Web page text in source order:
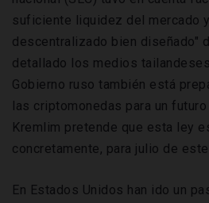
suficiente liquidez del mercado
descentralizado bien diseñado"
detallado los medios
Gobierno ruso también está
las criptomonedas para un
Kremlim pretende que esta ley
concretamente, para julio de
En Estados Unidos han ido un